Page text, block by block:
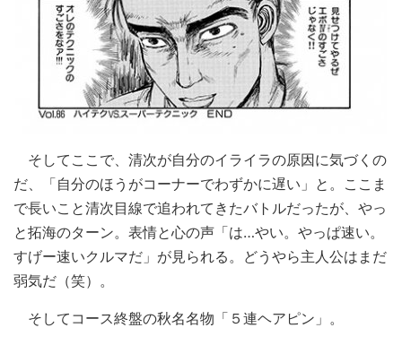
そしてここで、清次が自分のイライラの原因に気づくの
だ、「自分のほうがコーナーでわずかに遅い」と。ここま
で長いこと清次目線で追われてきたバトルだったが、やっ
と拓海のターン。表情と心の声「は…やい。やっぱ速い。
すげー速いクルマだ」が見られる。どうやら主人公はまだ
弱気だ（笑）。
そしてコース終盤の秋名名物「５連ヘアピン」。